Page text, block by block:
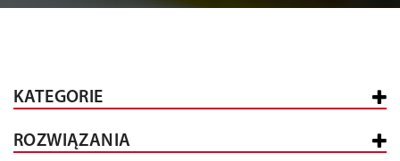
KATEGORIE
ROZWIĄZANIA